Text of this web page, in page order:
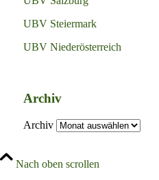
UBV Steiermark
UBV Niederösterreich
Archiv
Archiv
Nach oben scrollen